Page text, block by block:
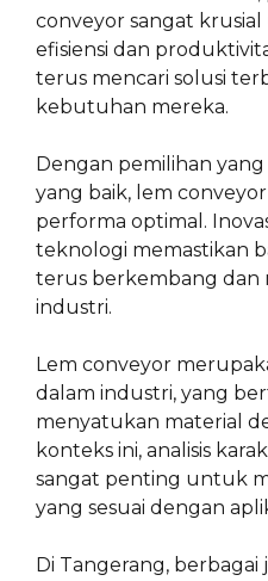
conveyor sangat
efisiensi dan
terus mencari solusi
kebutuhan mereka.
Dengan pemilihan
yang baik, lem
performa optimal.
teknologi memastikan
terus berkembang dan
industri.
Lem conveyor
dalam industri, yang
menyatukan material
konteks ini, analisis
sangat penting untuk
yang sesuai dengan
Di Tangerang, berbagai